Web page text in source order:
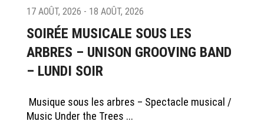
17 AOÛT, 2026 - 18 AOÛT, 2026
SOIRÉE MUSICALE SOUS LES
ARBRES – UNISON GROOVING BAND
– LUNDI SOIR
Musique sous les arbres – Spectacle musical /
Music Under the Trees ...